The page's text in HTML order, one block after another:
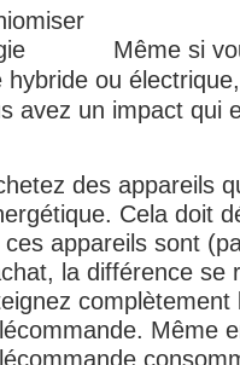
Même si
hybride ou
avez un impact qui
des appareils
Cela doit
ces appareils sont
la différence se
Même